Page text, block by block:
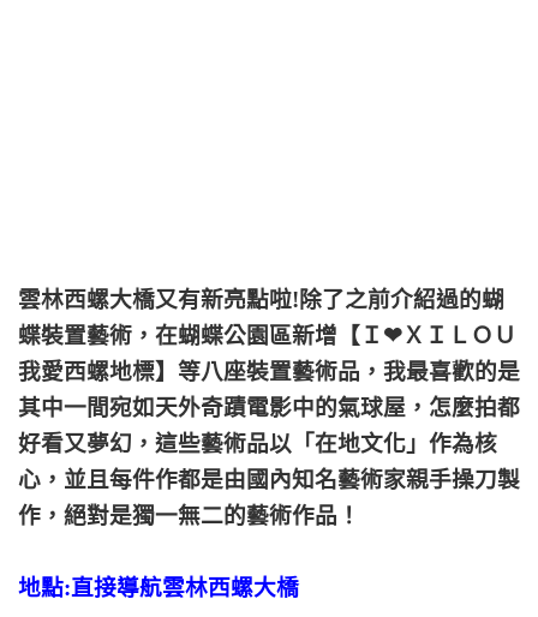
雲林西螺大橋又有新亮點啦!除了之前介紹過的蝴
蝶裝置藝術，在蝴蝶公園區新增【Ｉ❤ＸＩＬＯＵ
我愛西螺地標】等八座裝置藝術品，我最喜歡的是
其中一間宛如天外奇蹟電影中的氣球屋，怎麼拍都
好看又夢幻，這些藝術品以「在地文化」作為核
心，並且每件作都是由國內知名藝術家親手操刀製
作，絕對是獨一無二的藝術作品！
地點:直接導航雲林西螺大橋